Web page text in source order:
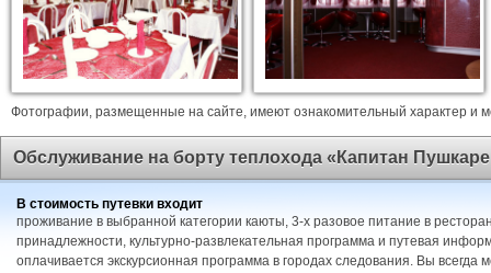
Фотографии, размещенные на сайте, имеют ознакомительный характер и
Обслуживание на борту теплохода «Капитан
В стоимость путевки входит
проживание в выбранной категории каюты, 3-х разовое питание в
принадлежности, культурно-развлекательная программа и путевая
оплачивается экскурсионная программа в городах следования. Вы